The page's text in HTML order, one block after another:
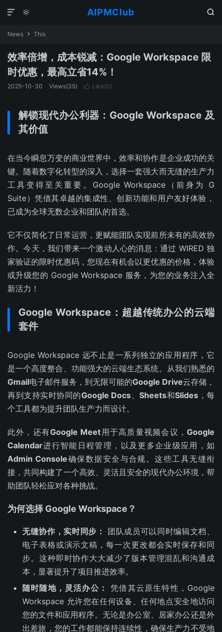
AIPMClub
 

News  This
效率倍增，成本锐减：Google Workspace 限
时优惠，最高立省14%！
2025-10-30 Views(35)  Like(0)
解锁现代办公利器：Google Workspace 及
其价值
在当今瞬息万变的商业世界中，效率和协作是企业成功的关
键。随着数字化转型的深入，选择一套强大而无缝的生产力
工具变得至关重要。Google Workspace（前身为 G
Suite）凭借其卓越的集成性、创新功能和用户友好体验，
已成为全球无数企业和团队的首选。
它不仅简化了日常运营，更赋能团队实现前所未有的高效协
作。今天，我们带来一个激动人心的消息：通过 WIRED 独
家验证的限时优惠码，您现在有机会以更优惠的价格，体验
或升级您的 Google Workspace 服务，为您的业务注入全
新活力！
Google Workspace：超越传统办公的云端
套件
Google Workspace 远不止是一系列独立的应用程序，它
是一个高度整合、功能强大的云端生态系统。从我们熟悉的
Gmail电子邮件服务，到无限可能的Google Drive云存储，
再到支持实时协同的Google Docs、 Sheets和Slides ，每
个工具都为提升团队生产力而设计。
此外，还有Google Meet用于高质量视频会议，Google
Calendar进行智能日程管理，以及更多企业级应用，如
Admin Console确保数据安全与合规。这些工具无缝衔
接，共同构建了一个高效、灵活且安全的现代办公环境，帮
助团队轻松应对各种挑战。
为何选择 Google Workspace？
无缝协作，实时同步：
团队成员可以同时编辑文档、
电子表格或演示文稿，每一次更改都会实时保存和同
步。这种即时协作大大减少了版本管理混乱和沟通成
本，显著提升了项目推进效率。
随时随地，灵活办公：
凭借其云原生特性，Google
Workspace 允许您在任何设备、任何地点安全地访问
您的文件和应用程序。无论是办公室、居家办公还是外
出差旅，您的工作都能保持连续性，确保生产力不受地